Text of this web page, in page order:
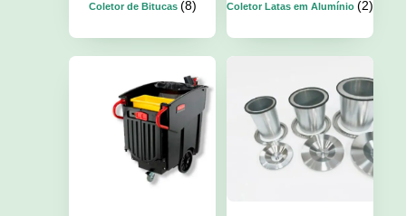
Coletor de Bitucas (8) Coletor Latas em Alumínio (2)